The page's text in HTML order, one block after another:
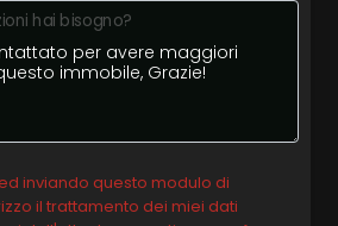
hai bisogno?
inviando questo modulo di
il trattamento dei miei dati